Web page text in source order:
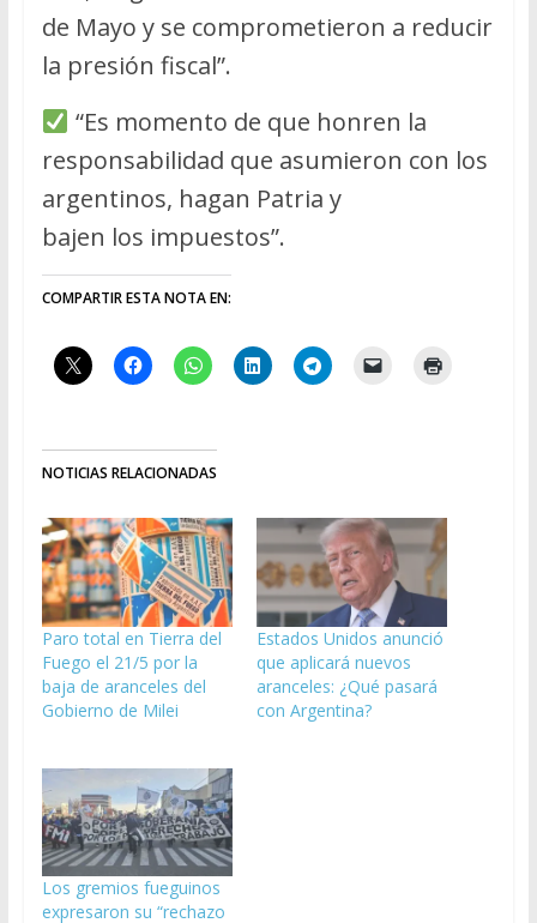
de Mayo y se comprometieron a reducir
la presión fiscal”.
“Es momento de que honren la
responsabilidad que asumieron con los
argentinos, hagan Patria y
bajen los impuestos”.
COMPARTIR ESTA NOTA EN:
NOTICIAS RELACIONADAS
Paro total en Tierra del
Fuego el 21/5 por la
baja de aranceles del
Gobierno de Milei
Estados Unidos anunció
que aplicará nuevos
aranceles: ¿Qué pasará
con Argentina?
Los gremios fueguinos
expresaron su “rechazo